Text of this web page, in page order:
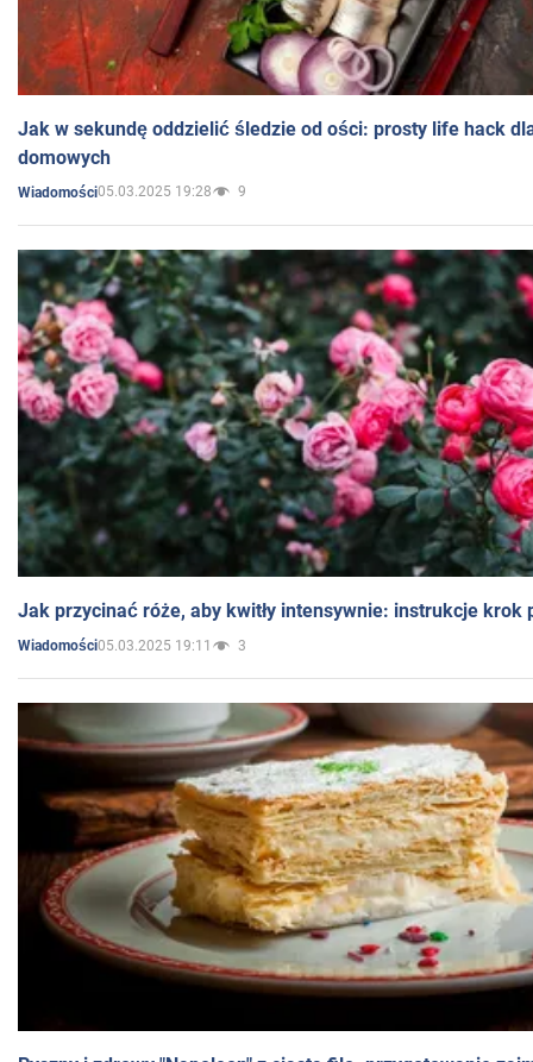
Jak w sekundę oddzielić śledzie od ości: prosty life hack
domowych
Wiadomości05.03.2025 19:28 9
Jak przycinać róże, aby kwitły intensywnie: instrukcje krok
Wiadomości05.03.2025 19:11 3